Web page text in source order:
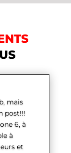
mais
post!!!
6, à
à
et